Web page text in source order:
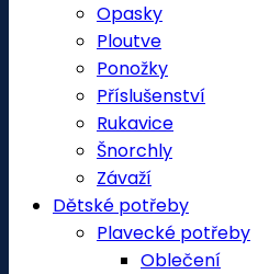
Opasky
Ploutve
Ponožky
Příslušenství
Rukavice
Šnorchly
Závaží
Dětské potřeby
Plavecké potřeby
Oblečení